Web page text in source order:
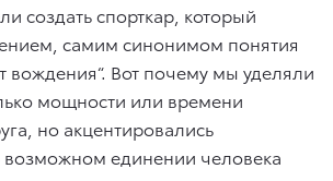
создать спорткар, который
самим синонимом понятия
вождения“. Вот почему мы уделяли
мощности или времени
но акцентировались
единении человека